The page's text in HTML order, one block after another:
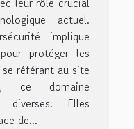
actuel.
implique
protéger les
référant au site
ce domaine
Elles
de...